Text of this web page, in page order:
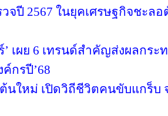
จปี 2567 ในยุคเศรษฐกิจชะลอ
’ เผย 6 เทรนด์สำคัญส่งผลกร
กรปี’68
นใหม่ เปิดวิถีชีวิตคนขับแกร็บ